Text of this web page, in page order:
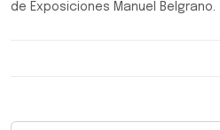
de Exposiciones Manuel Belgrano.